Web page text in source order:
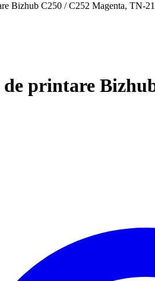
Bizhub C250 / C252 Magenta, TN-
de printare